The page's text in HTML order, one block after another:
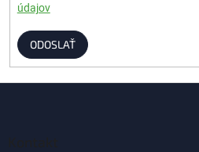
údajov
ODOSLAŤ